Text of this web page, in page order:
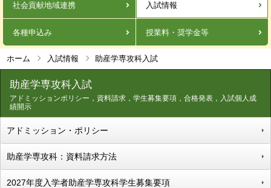
社会貢献地域連携 入試情報
各種申込み 授業料・奨学金等
ホーム 入試情報 助産学専攻科入試
助産学専攻科入試
アドミッションポリシー，資料請求，学生募集要項，合格発表，入試個人成
績開示
アドミッション・ポリシー
助産学専攻科：資料請求方法
2027年度入学者助産学専攻科学生募集要項